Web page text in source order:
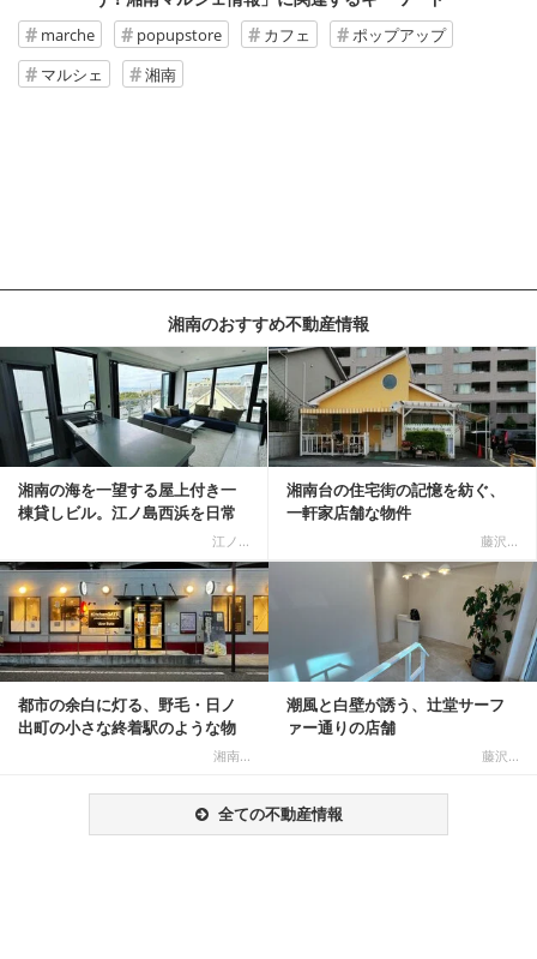
marche popupstore カフェ
ポップアップ
マルシェ
湘南
湘南のおすすめ不動産情報
湘南の海を一望する屋上付き一
棟貸しビル。江ノ島西浜を日常
江ノ...
湘南台の住宅街の記憶を紡ぐ、
一軒家店舗な物件
藤沢...
記事を読む
都市の余白に灯る、野毛・日ノ
出町の小さな終着駅のような物
湘南...
潮風と白壁が誘う、辻堂サーフ
ァー通りの店舗
藤沢...
記事を読む
全ての不動産情報